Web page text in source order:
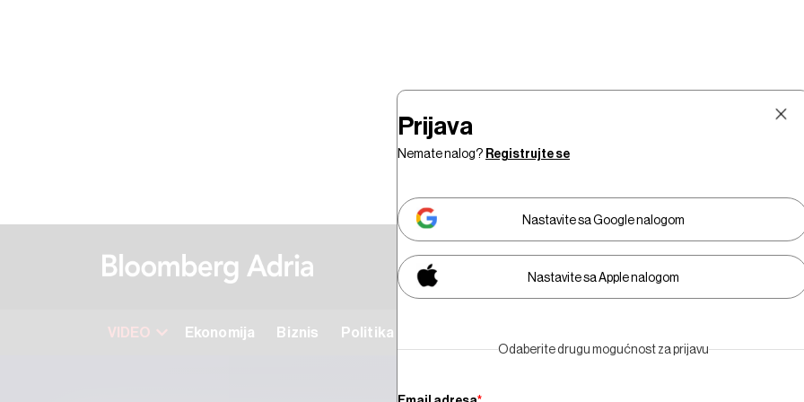
VIDEO Ekonomija Biznis Politika
Prijava
Nemate nalog? Registrujte se
Nastavite sa Google nalogom
Nastavite sa Apple nalogom
Odaberite drugu mogućnost za prijavu